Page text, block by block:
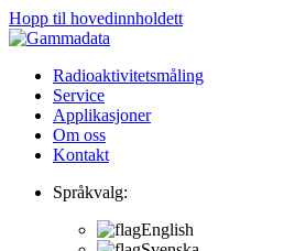
Hopp til hovedinnholdett
Radioaktivitetsmåling
Service
Applikasjoner
Om oss
Kontakt
Språkvalg:
English